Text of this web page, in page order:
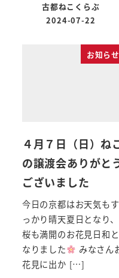
古都ねこくらぶ
2024-07-22
お知らせ
４月７日（日）ね
の譲渡会ありがと
ございました
今日の京都はお天気もす
っかり晴天夏日となり、
桜も満開のお花見日和と
なりました
みなさん
花見に出か […]